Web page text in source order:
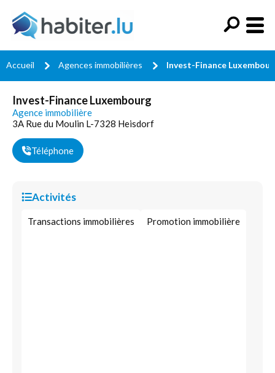
Accueil Agences immobilières Invest-Finance
Invest-Finance Luxembourg
Agence immobilière
3A Rue du Moulin L-7328 Heisdorf
Téléphone
Activités
Transactions immobilières Promotion immobilière